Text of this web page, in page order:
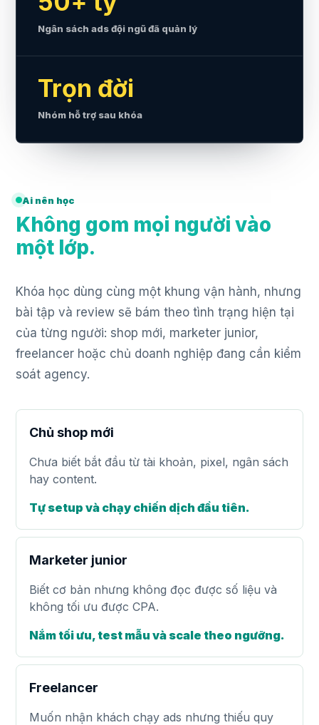
Ngân sách ads đội ngũ đã quản lý
Trọn đời
Nhóm hỗ trợ sau khóa
Ai nên học
Không gom mọi người vào
một lớp.
Khóa học dùng cùng một khung vận hành, nhưng
bài tập và review sẽ bám theo tình trạng hiện tại
của từng người: shop mới, marketer junior,
freelancer hoặc chủ doanh nghiệp đang cần kiểm
soát agency.
Chủ shop mới
Chưa biết bắt đầu từ tài khoản, pixel, ngân sách
hay content.
Tự setup và chạy chiến dịch đầu tiên.
Marketer junior
Biết cơ bản nhưng không đọc được số liệu và
không tối ưu được CPA.
Nắm tối ưu, test mẫu và scale theo ngưỡng.
Freelancer
Muốn nhận khách chạy ads nhưng thiếu quy